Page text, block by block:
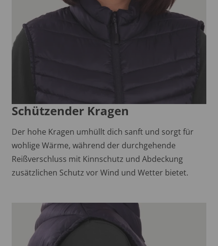
Schützender Kragen
Der hohe Kragen umhüllt dich sanft und sorgt für
wohlige Wärme, während der durchgehende
Reißverschluss mit Kinnschutz und Abdeckung
zusätzlichen Schutz vor Wind und Wetter bietet.